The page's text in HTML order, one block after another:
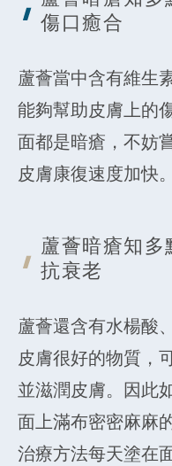
傷口癒合
蘆薈當中含有維生
能夠幫助皮膚上的
面都是暗瘡，不妨
皮膚康復速度加快。
蘆薈暗瘡知多
抗衰老
蘆薈還含有水楊酸
皮膚很好的物質，
並滋潤皮膚。因此
面上滿布密密麻麻
治療方法每天塗在